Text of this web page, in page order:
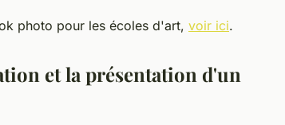
photo pour les écoles d'art, voir ici.
et la présentation d'un